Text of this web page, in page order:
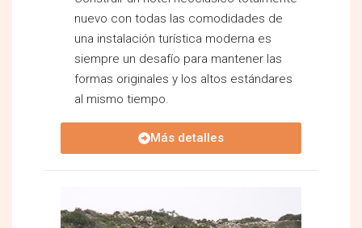
nuevo con todas las comodidades de
una instalación turística moderna es
siempre un desafío para mantener las
formas originales y los altos estándares
al mismo tiempo.
Más detalles